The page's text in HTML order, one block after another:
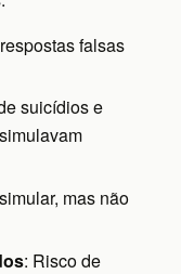
falsas
suicídios e
mas não
: Risco de